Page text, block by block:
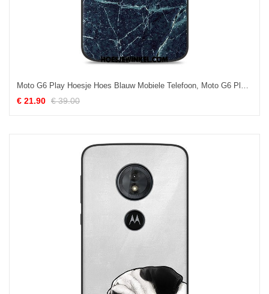
Moto G6 Play Hoesje Hoes Blauw Mobiele Telefoon, Moto G6 Play Hoesje Siliconen All Inclusive
€ 21.90 € 39.00